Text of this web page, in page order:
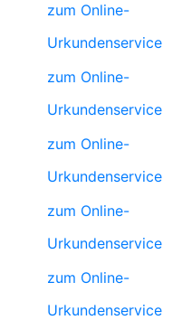
zum Online-
Urkundenservice
zum Online-
Urkundenservice
zum Online-
Urkundenservice
zum Online-
Urkundenservice
zum Online-
Urkundenservice